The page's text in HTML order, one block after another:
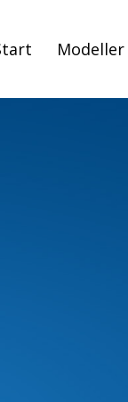
Modeller